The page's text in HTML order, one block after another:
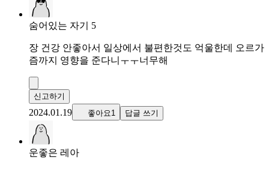
숨어있는 자기 5
장 건강 안좋아서 일상에서 불편한것도 억울한데 오르가
즘까지 영향을 준다니ㅜㅜ너무해
신고하기
2024.01.19 좋아요1 답글 쓰기
운좋은 레아